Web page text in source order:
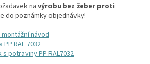
na výrobu bez žeber proti
do poznámky objednávky!
návod
RAL 7032
potraviny PP RAL7032